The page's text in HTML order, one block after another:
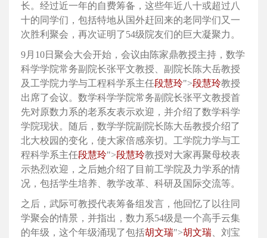
长。经过近一年的自费筹备，这些年近八十或超过八
十的同学们，包括特地从国外赶回来的老同学们又一
次胜利聚会，再次证明了54级院友们的巨大凝聚力。
9月10日聚会大会开始，会议由陈家鼎教授主持，数学
科学学院常务副院长张平文教授、副院长陈大岳教授
及工学院力学与工程科学系主任段慧玲">段慧玲教授
出席了会议。数学科学学院常务副院长张平文教授首
先对原数力系的老系友表示欢迎，并介绍了数学科学
学院现状。随后，数学学院副院长陈大岳教授介绍了
北大校园的变化，使大家倍感亲切。工学院力学与工
程科学系主任段慧玲">段慧玲教授对大家再聚母校表
示热烈欢迎，之后她介绍了目前工学院及力学系的情
况，包括学生培养、教学改革、科研及国际交流等。
之后，武际可教授代表筹备组发言，他回忆了以往同
学聚会的情景，并指出，数力系54级是一个高手云集
的年级，这个年级涌现了包括胡文瑞">胡文瑞 、刘宝